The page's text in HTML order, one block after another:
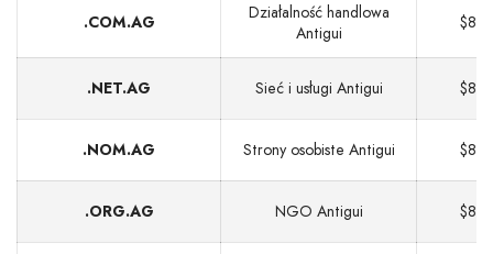
.COM.AG
Działalność handlowa
Antigui
$89
.NET.AG Sieć i usługi Antigui $89
.NOM.AG Strony osobiste Antigui $89
.ORG.AG NGO Antigui $89